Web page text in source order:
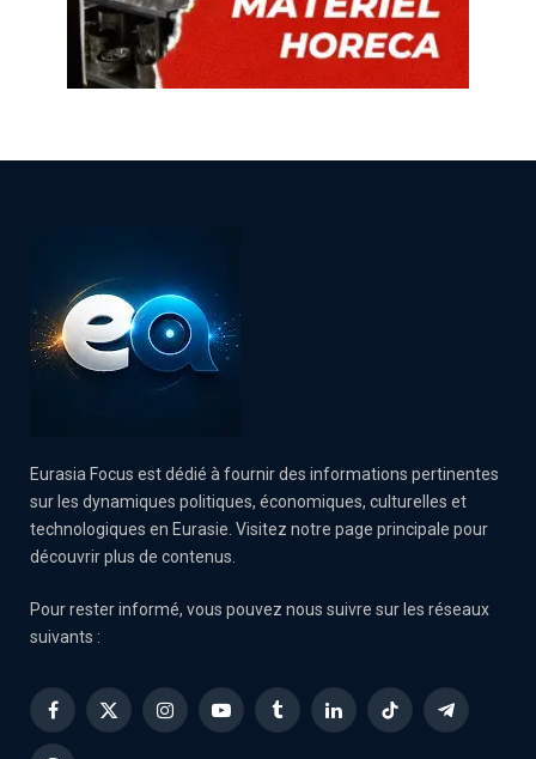
Eurasia Focus est dédié à fournir des informations pertinentes
sur les dynamiques politiques, économiques, culturelles et
technologiques en Eurasie. Visitez notre page principale pour
découvrir plus de contenus.
Pour rester informé, vous pouvez nous suivre sur les réseaux
suivants :
Facebook
X
InstagramYouTubeTumblrLinkedInTikTok Telegram